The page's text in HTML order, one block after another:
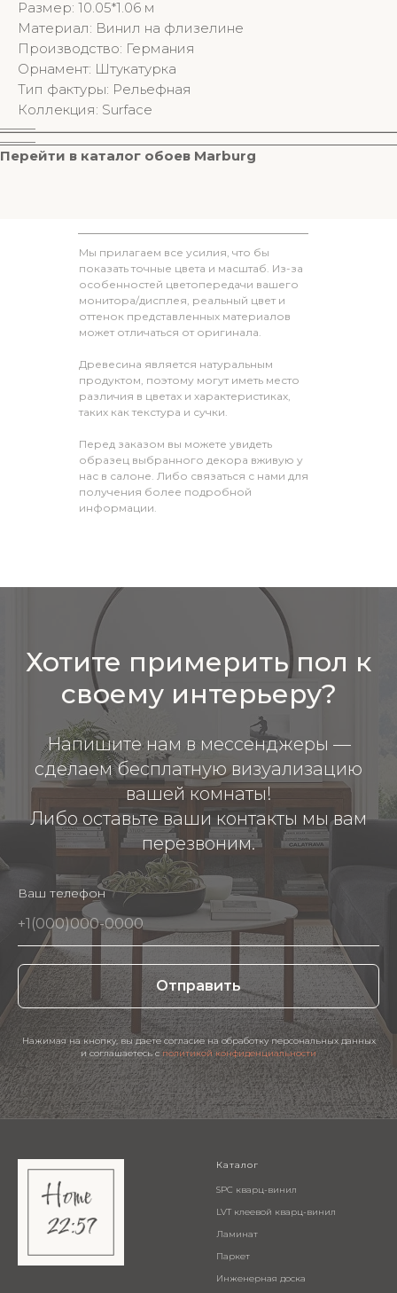
Размер: 10.05*1.06 м
Материал: Винил на флизелине
Производство: Германия
Орнамент: Штукатурка
Тип фактуры: Рельефная
Коллекция: Surface
Перейти в каталог обоев Marburg
Мы прилагаем все усилия, что бы
показать точные цвета и масштаб. Из-за
особенностей цветопередачи вашего
монитора/дисплея, реальный цвет и
оттенок представленных материалов
может отличаться от оригинала.
Древесина является натуральным
продуктом, поэтому могут иметь место
различия в цветах и характеристиках,
таких как текстура и сучки.
Перед заказом вы можете увидеть
образец выбранного декора вживую у
нас в салоне. Либо связаться с нами для
получения более подробной
информации.
Хотите примерить пол к
своему интерьеру?
Напишите нам в мессенджеры —
сделаем бесплатную визуализацию
вашей комнаты!
Либо оставьте ваши контакты мы вам
перезвоним.
Ваш телефон
Отправить
Нажимая на кнопку, вы даете согласие на обработку персональных данных
и соглашаетесь c политикой конфиденциальности
Каталог
SPC кварц-винил
LVT клеевой кварц-винил
Ламинат
Паркет
Инженерная доска